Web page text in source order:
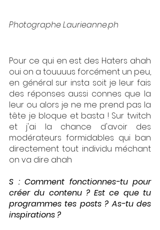
Photographe Laurieanne.ph
Pour ce qui en est des Haters ahah
oui on a touuuus forcément un peu,
en général sur insta soit je leur fais
des réponses aussi connes que la
leur ou alors je ne me prend pas la
tête je bloque et basta ! Sur twitch
et j'ai la chance d'avoir des
modérateurs formidables qui ban
directement tout individu méchant
on va dire ahah
S : Comment fonctionnes-tu pour
créer du contenu ? Est ce que tu
programmes tes posts ? As-tu des
inspirations ?